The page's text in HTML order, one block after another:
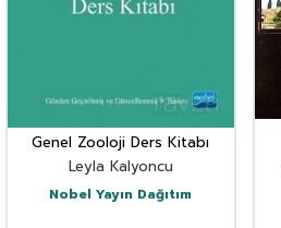
Genel Zooloji Ders Kitabı
Leyla Kalyoncu
Nobel Yayın Dağıtım